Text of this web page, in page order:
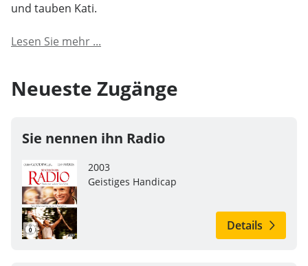
und tauben Kati.
Lesen Sie mehr ...
Neueste Zugänge
Sie nennen ihn Radio
2003
Geistiges Handicap
Details